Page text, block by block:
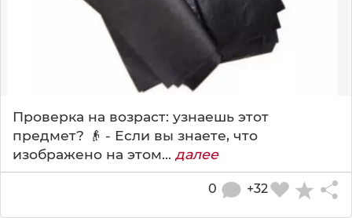
Проверка на возраст: узнаешь этот
предмет? 👴 - Если вы знаете, что
изображено на этом... далее
+32
0